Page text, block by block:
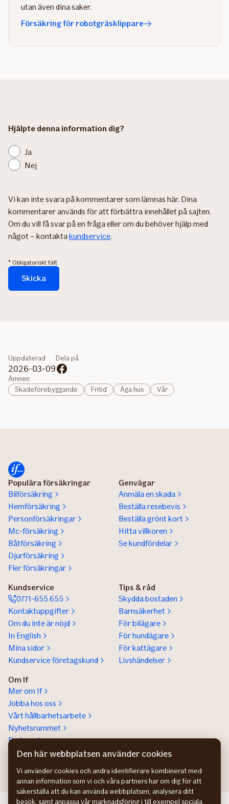
utan även dina saker.
Försäkring för robotgräsklippare
Hjälpte denna information dig?
Ja
Nej
Vi kan inte svara på kommentarer som lämnas här. Dina
kommentarer används för att förbättra innehållet på sajten.
Om du vill få svar på en fråga eller om du behöver hjälp med
något – kontaktakundservice.
* Obligatoriskt fält
Skicka
Uppdaterad
2026-03-09
Dela på
Ämnen
Skadeförebyggande
Fritid Äga hus Vår
Populära försäkringar
Bilförsäkring
Hemförsäkring
Personförsäkringar
Mc-försäkring
Båtförsäkring
Djurförsäkring
Fler försäkringar
Genvägar
Anmäla en skada
Beställa resebevis
Beställa grönt kort
Hitta villkoren
Se kundfördelar
Kundservice
0771-655 655
Kontaktuppgifter
Om du inte är nöjd
In English
Mina sidor
Kundservice företagskund
Tips & råd
Skydda bostaden
Barnsäkerhet
För bilägare
För hundägare
För kattägare
Livshändelser
Om If
Mer om If
Jobba hos oss
Vårt hållbarhetsarbete
Nyhetsrummet
Partnerskap
Help a lot award
Den här webbplatsen använder cookies
Vi använder cookies och andra identifierare kombinerat med
annan information som vi och våra partners har om dig för att
säkerställa att du kan använda webbplatsen, analysera ditt
besök, samt anpassa vår marknadsföring i till exempel sociala